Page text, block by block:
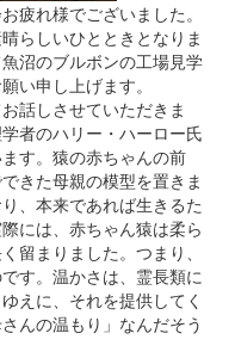
疲れ様でございました。
らしいひとときとなりま
沼のブルボンの工場見学
い申し上げます。
話しさせていただきま
者のハリー・ハーロー氏
す。猿の赤ちゃんの前
きた母親の模型を置きま
、本来であれば生きるた
には、赤ちゃん猿は柔ら
留まりました。つまり、
す。温かさは、霊長類に
えに、それを提供してく
んの温もり」なんだそう